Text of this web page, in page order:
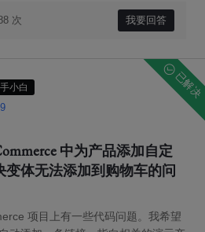
次 我要回答
已解决
小白
中为产品添加自定
变体无法添加到购物车的问
项目上有一些代码问题。我希望